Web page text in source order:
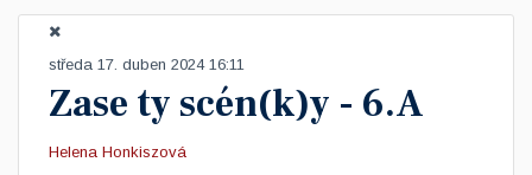
středa 17. duben 2024 16:11
Zase ty scén(k)y - 6.A
Helena Honkiszová